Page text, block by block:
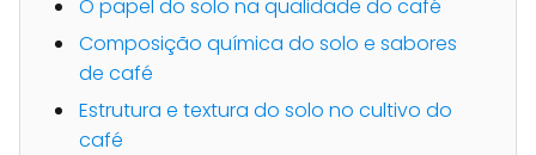
O papel do solo na qualidade do café
Composição química do solo e sabores
de café
Estrutura e textura do solo no cultivo do
café